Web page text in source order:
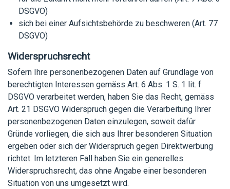
DSGVO)
sich bei einer Aufsichtsbehörde zu beschweren (Art. 77
DSGVO)
Widerspruchsrecht
Sofern Ihre personenbezogenen Daten auf Grundlage von
berechtigten Interessen gemäss Art. 6 Abs. 1 S. 1 lit. f
DSGVO verarbeitet werden, haben Sie das Recht, gemäss
Art. 21 DSGVO Widerspruch gegen die Verarbeitung Ihrer
personenbezogenen Daten einzulegen, soweit dafür
Gründe vorliegen, die sich aus Ihrer besonderen Situation
ergeben oder sich der Widerspruch gegen Direktwerbung
richtet. Im letzteren Fall haben Sie ein generelles
Widerspruchsrecht, das ohne Angabe einer besonderen
Situation von uns umgesetzt wird.